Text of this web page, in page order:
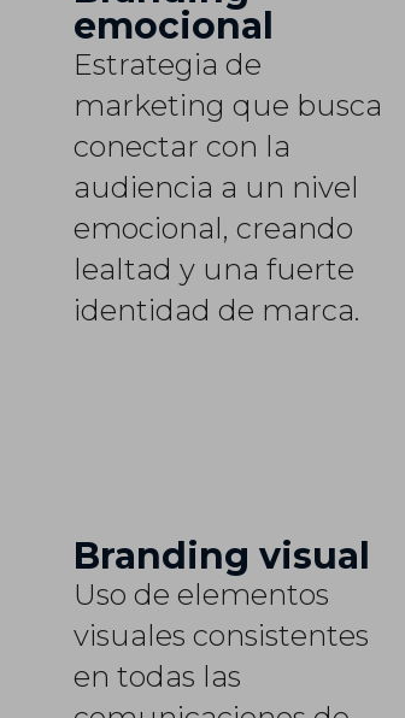
emocional
Estrategia de
marketing que busca
conectar con la
audiencia a un nivel
emocional, creando
lealtad y una fuerte
identidad de marca.
Branding visual
Uso de elementos
visuales consistentes
en todas las